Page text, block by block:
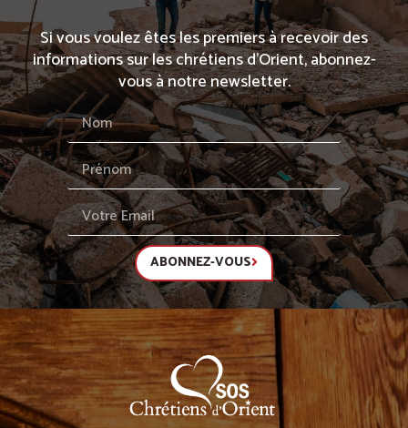
Si vous voulez êtes les premiers à recevoir des
informations sur les chrétiens d’Orient, abonnez-
vous à notre newsletter.
ABONNEZ-VOUS